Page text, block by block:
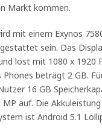
Markt kommen.
mit einem Exynos
sein. Das
löst mit 1080 x 1920
Phones beträgt 2 GB.
16 GB
auf. Die
ist Android 5.1